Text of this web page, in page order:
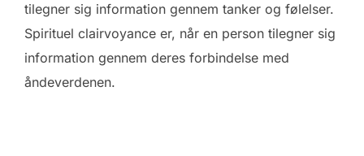
tilegner sig information gennem tanker og følelser.
Spirituel clairvoyance er, når en person tilegner sig
information gennem deres forbindelse med
åndeverdenen.